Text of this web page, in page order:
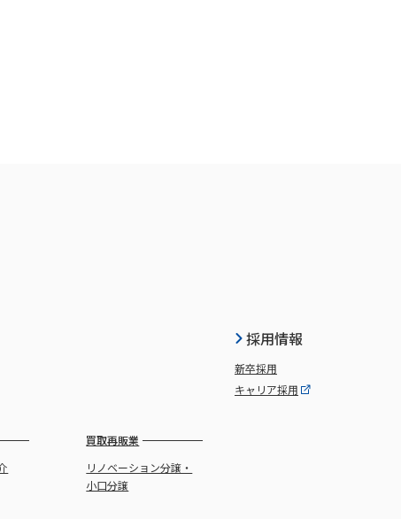
買取再販業
リノベーション分譲・
小口分譲
採用情報
新卒採用
キャリア採用